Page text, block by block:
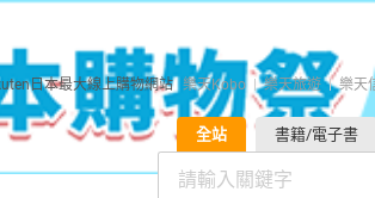
日本最大線上購物網站 樂天Kobo 樂天旅遊 樂天
全站 書籍/電子書